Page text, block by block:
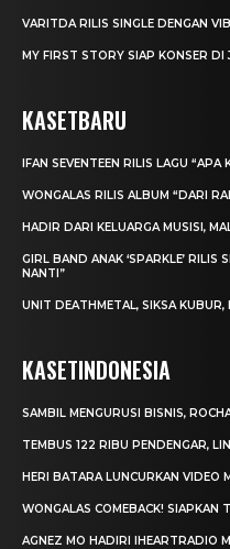
VARITDA RILIS SINGLE DENGAN
MY FIRST STORY SIAP KONSER
KASETBARU
IFAN SEVENTEEN RILIS LAGU “APA
WONGALAS RILIS ALBUM “DARI
HADIR DARI KELUARGA MUSISI,
GIRL BAND ANAK ‘SPARKLE’ RILIS
NANTI”
UNIT DEATHMETAL, SIKSA KUBUR,
KASETINDONESIA
SAMBIL MENGURUSI BISNIS,
TEMBUS 122 RIBU PENDENGAR,
HERI BATARA LUNCURKAN VIDEO
WONGALAS COMEBACK! SIAPKAN
AGNEZ MO HADIRI IHEARTRADIO